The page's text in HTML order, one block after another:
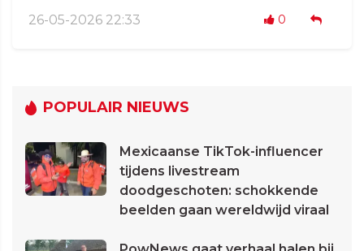
26-05-2026 22:33 0
POPULAIR NIEUWS
Mexicaanse TikTok-influencer
tijdens livestream
doodgeschoten: schokkende
beelden gaan wereldwijd viraal